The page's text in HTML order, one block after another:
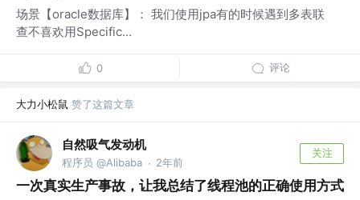
场景【oracle数据库】： 我们使用jpa有的时候遇到多表联
查不喜欢用Specific...
0 评论
大力小松鼠 赞了这篇文章
自然吸气发动机
程序员 @Alibaba · 2年前
关注
一次真实生产事故，让我总结了线程池的正确使用方式